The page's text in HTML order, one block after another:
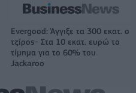
Evergood: Άγγιξε τα 300 εκατ. ο
τζίρος- Στα 10 εκατ. ευρώ το
τίμημα για το 60% του
Jackaroo